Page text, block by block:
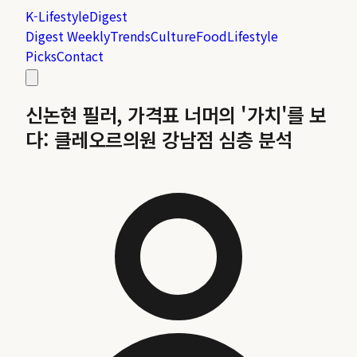
K-LifestyleDigest
Digest WeeklyTrendsCultureFoodLifestyle
PicksContact
신논현 필러, 가격표 너머의 '가치'를 보
다: 클레오르의원 강남점 심층 분석